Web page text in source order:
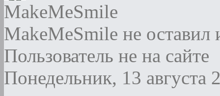
MakeMeSmile
MakeMeSmile не
Пользователь не на сайте
Понедельник, 13 августа